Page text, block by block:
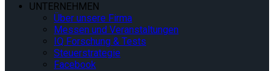
UNTERNEHMEN
Über unsere Firma
Messen und Veranstaltungen
IQ Forschung & Tests
Steuerstrategie
Facebook